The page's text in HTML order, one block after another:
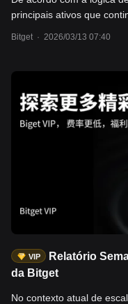
principais ativos que
mais os preços do
futuros do índice Nikkei
Japão é um país
90% do seu petróleo
Ormuz. O bloqueio
preço do petróleo,
cripto: BTC. Segundo os
BTC está positivamente
ETFs de BTC registraram
podem negociar esses
Bitget · 2026/03/13 07:40
VIP
Relatório
da Bitget
No contexto atual de